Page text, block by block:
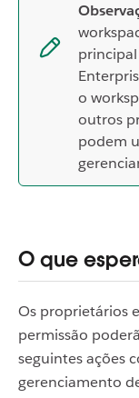
o
outros
podem
O que
Os proprietários
permissão
seguintes ações
gerenciamento